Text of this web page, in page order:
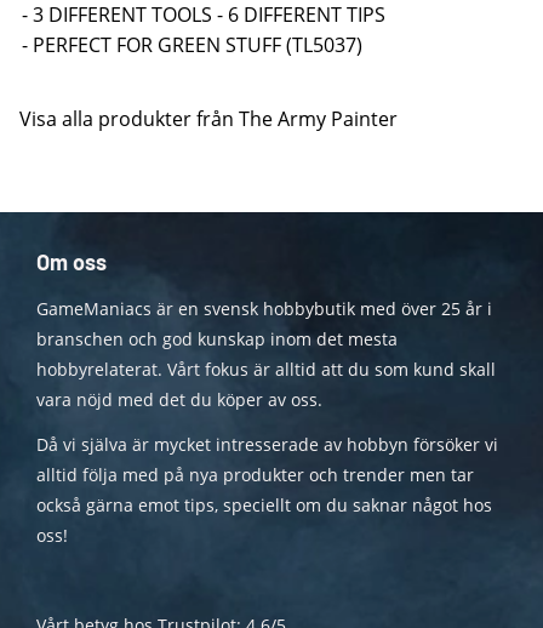
- 3 DIFFERENT TOOLS - 6 DIFFERENT TIPS
- PERFECT FOR GREEN STUFF (TL5037)
Visa alla produkter från The Army Painter
Om oss
GameManiacs är en svensk hobbybutik med över 25 år i
branschen och god kunskap inom det mesta
hobbyrelaterat. Vårt fokus är alltid att du som kund skall
vara nöjd med det du köper av oss.
Då vi själva är mycket intresserade av hobbyn försöker vi
alltid följa med på nya produkter och trender men tar
också gärna emot tips, speciellt om du saknar något hos
oss!